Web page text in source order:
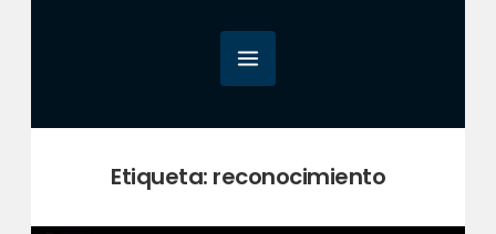
Etiqueta: reconocimiento